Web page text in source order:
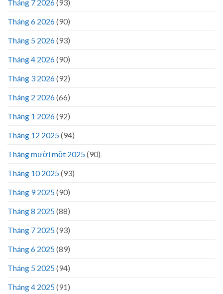
Tháng 7 2026(93)
Tháng 6 2026(90)
Tháng 5 2026(93)
Tháng 4 2026(90)
Tháng 3 2026(92)
Tháng 2 2026(66)
Tháng 1 2026(92)
Tháng 12 2025(94)
Tháng mười một 2025(90)
Tháng 10 2025(93)
Tháng 9 2025(90)
Tháng 8 2025(88)
Tháng 7 2025(93)
Tháng 6 2025(89)
Tháng 5 2025(94)
Tháng 4 2025(91)